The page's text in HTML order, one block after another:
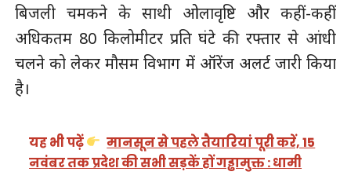
बिजली चमकने के साथी ओलावृष्टि और कहीं-कहीं
अधिकतम 80 किलोमीटर प्रति घंटे की रफ्तार से आंधी
चलने को लेकर मौसम विभाग में ऑरेंज अलर्ट जारी किया
है।
यह भी पढ़ें
मानसून से पहले तैयारियां पूरी करें, 15
नवंबर तक प्रदेश की सभी सड़कें हों गड्ढामुक्त : धामी